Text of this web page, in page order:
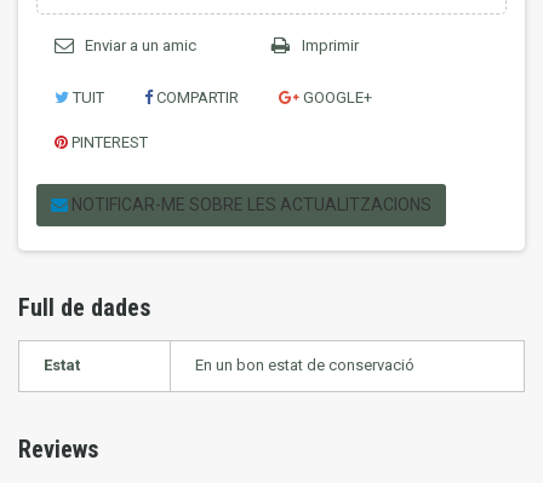
Enviar a un amic Imprimir
TUIT COMPARTIR GOOGLE+
PINTEREST
NOTIFICAR-ME SOBRE LES ACTUALITZACIONS
Full de dades
Estat En un bon estat de conservació
Reviews